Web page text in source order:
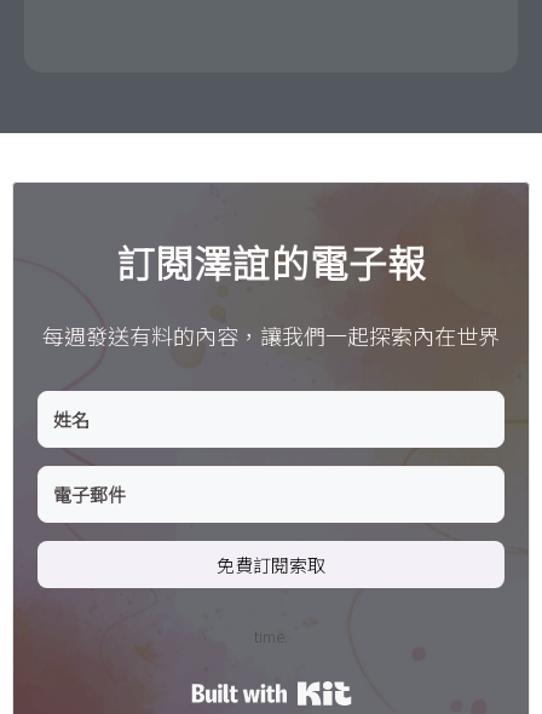
訂閱澤誼的電子報
每週發送有料的內容，讓我們一起探索內在世界
免費訂閱索取
time.